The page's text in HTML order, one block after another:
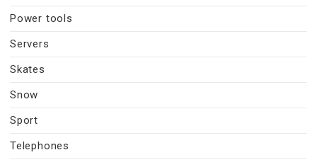
Power tools
Servers
Skates
Snow
Sport
Telephones